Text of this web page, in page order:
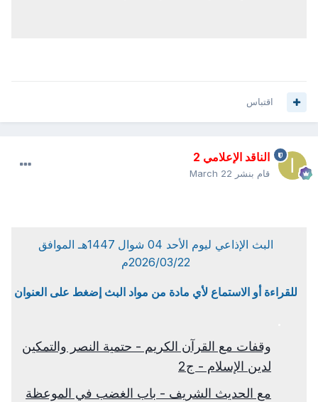
اقتباس
الناقد الإعلامي 2
قام بنشر March 22
البث الإذاعي ليوم الأحد 04 شوال 1447هـ الموافق
2026/03/22م
للقراءة أو الاستماع لأي مادة من مواد البث إضغط على العنوان
وقفات مع القرآن الكريم - حتمية النصر والتمكين
لدين الإسلام - ج2
مع الحديث الشريف - باب الغضب في الموعظة